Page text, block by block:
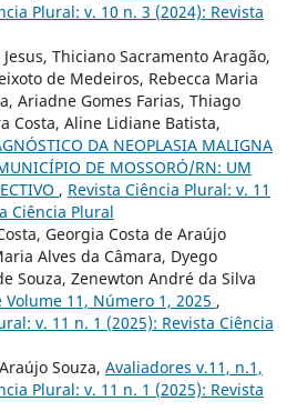
Plural: v. 10 n. 3 (2024): Revista
Thiciano Sacramento Aragão,
de Medeiros, Rebecca Maria
Ariadne Gomes Farias, Thiago
Costa, Aline Lidiane Batista,
DA NEOPLASIA MALIGNA
DE MOSSORÓ/RN: UM
, Revista Ciência Plural: v. 11
Ciência Plural
Georgia Costa de Araújo
Alves da Câmara, Dyego
Souza, Zenewton André da Silva
Volume 11, Número 1, 2025 ,
v. 11 n. 1 (2025): Revista Ciência
Souza, Avaliadores v.11, n.1,
Plural: v. 11 n. 1 (2025): Revista